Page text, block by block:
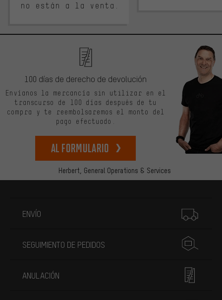
no están a la venta.
Herbert, General Operations & Services
100 días de derecho de devolución
Envíanos la mercancía sin utilizar en el
transcurso de 100 días después de tu
compra y te reembolsaremos el monto del
pago efectuado.
Al formulario
ENVÍO
SEGUIMIENTO DE PEDIDOS
ANULACIÓN